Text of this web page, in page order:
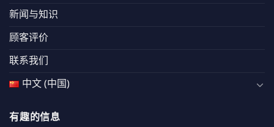
新闻与知识
顾客评价
联系我们
中文 (中国)
有趣的信息